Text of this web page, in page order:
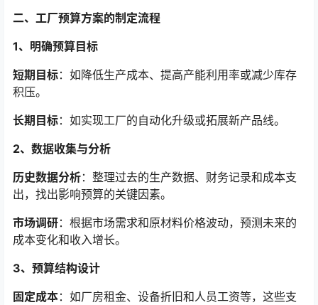
二、工厂预算方案的制定流程
1、明确预算目标
短期目标：如降低生产成本、提高产能利用率或减少库存
积压。
长期目标：如实现工厂的自动化升级或拓展新产品线。
2、数据收集与分析
历史数据分析：整理过去的生产数据、财务记录和成本支
出，找出影响预算的关键因素。
市场调研：根据市场需求和原材料价格波动，预测未来的
成本变化和收入增长。
3、预算结构设计
固定成本：如厂房租金、设备折旧和人员工资等，这些支